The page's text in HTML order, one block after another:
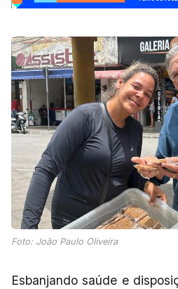
Foto: João Paulo Oliveira
Esbanjando saúde e